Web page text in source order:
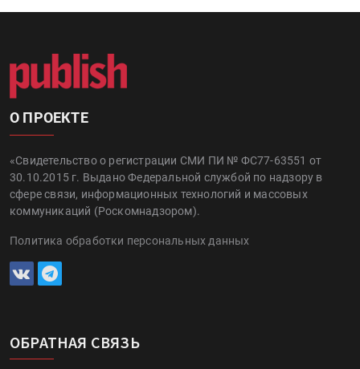
О ПРОЕКТЕ
«Свидетельство о регистрации СМИ ПИ № ФС77-63551 от
30.10.2015 г. Выдано Федеральной службой по надзору в
сфере связи, информационных технологий и массовых
коммуникаций (Роскомнадзором).
Политика обработки персональных данных
ОБРАТНАЯ СВЯЗЬ